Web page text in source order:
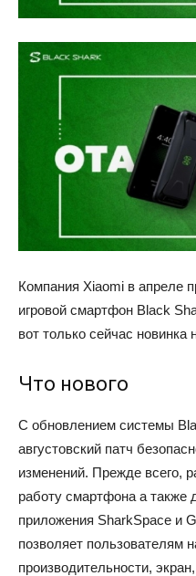
Компания Xiaomi в апреле
игровой смартфон Black
вот только сейчас новинка
Что нового
С обновлением системы
августовский патч
изменений. Прежде всего,
работу смартфона а также
приложения SharkSpace и
позволяет пользователям
производительности,